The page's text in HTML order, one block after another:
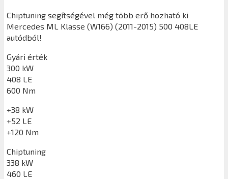
Chiptuning segítségével még több erő hozható ki
Mercedes ML Klasse (W166) (2011-2015) 500 408LE
autódból!
Gyári érték
300 kW
408 LE
600 Nm
+38 kW
+52 LE
+120 Nm
Chiptuning
338 kW
460 LE